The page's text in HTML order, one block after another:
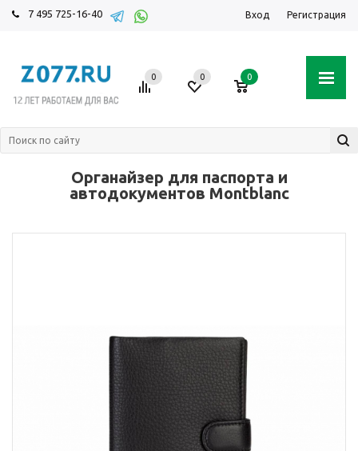
7 495 725-16-40 Вход Регистрация
0 0 0
Органайзер для паспорта и
автодокументов Montblanc